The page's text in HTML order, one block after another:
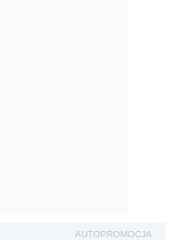
AUTOPROMOCJA